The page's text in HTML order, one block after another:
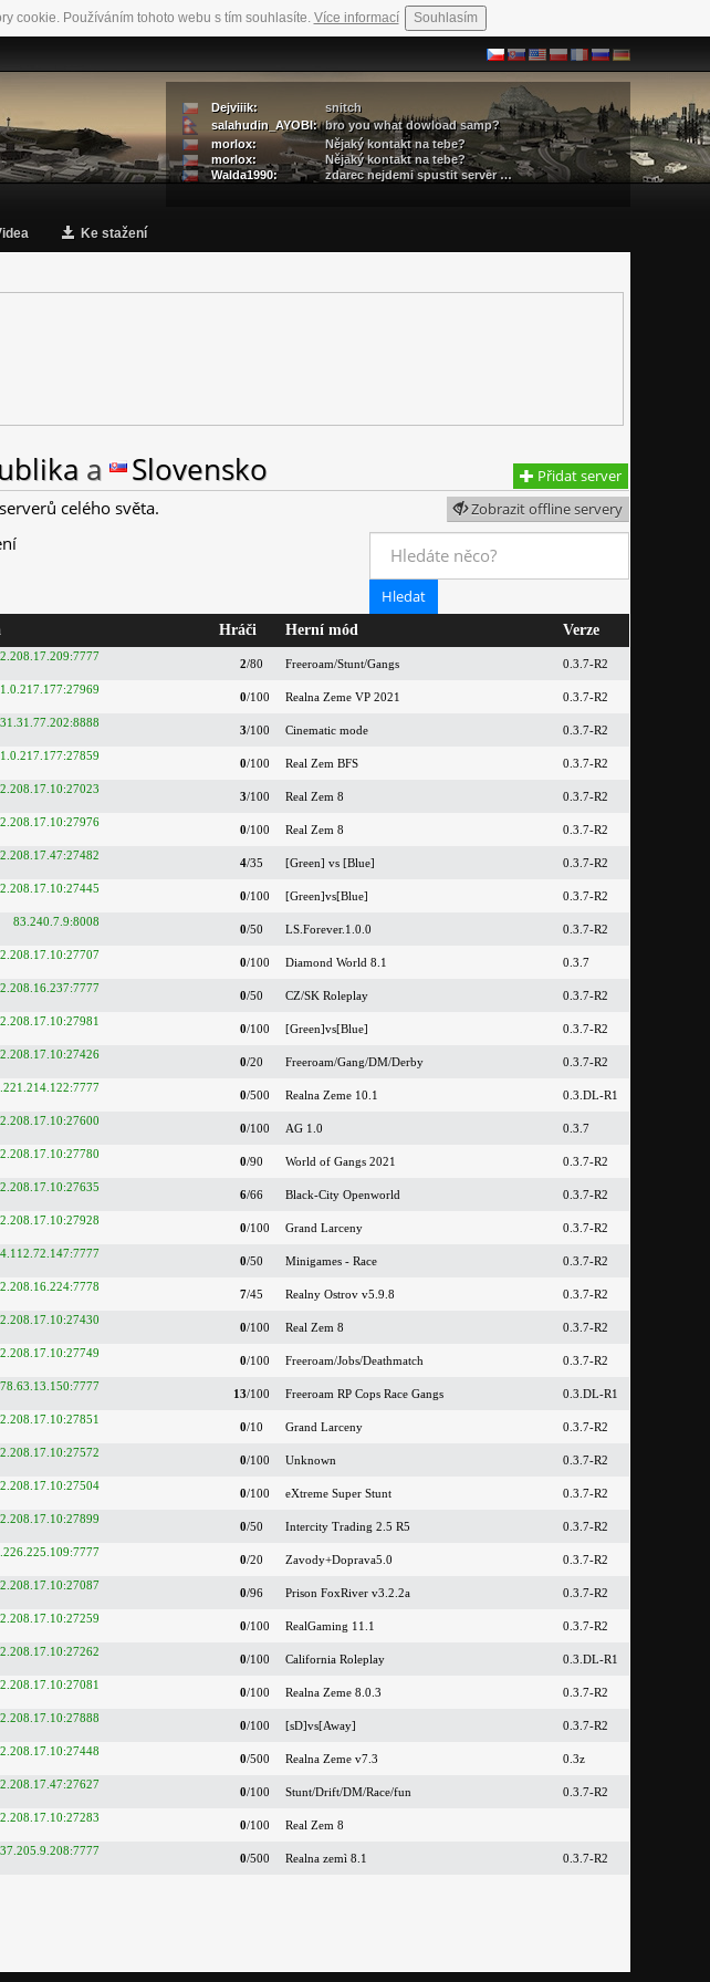
cookie. Používáním tohoto webu s tím souhlasíte. Více informací Souhlasím
Dejviiik:
snitch
salahudin_AYOBI: bro you what dowload samp?
morlox:
Nějaký kontakt na tebe?
morlox:
Nějaký kontakt na tebe?
Walda1990:
zdarec nejdemi spustit server …
Ke stažení
Přidat server
a Slovensko
Zobrazit offline servery
celého světa.
Hráči Herní mód Verze
2/80 Freeroam/Stunt/Gangs 0.3.7-R2
0/100 Realna Zeme VP 2021 0.3.7-R2
31.31.77.202:8888
3/100 Cinematic mode 0.3.7-R2
0/100 Real Zem BFS 0.3.7-R2
3/100 Real Zem 8 0.3.7-R2
0/100 Real Zem 8 0.3.7-R2
4/35 [Green] vs [Blue] 0.3.7-R2
0/100 [Green]vs[Blue] 0.3.7-R2
83.240.7.9:8008
0/50 LS.Forever.1.0.0 0.3.7-R2
0/100 Diamond World 8.1 0.3.7
0/50 CZ/SK Roleplay 0.3.7-R2
0/100 [Green]vs[Blue] 0.3.7-R2
0/20 Freeroam/Gang/DM/Derby 0.3.7-R2
0/500 Realna Zeme 10.1 0.3.DL-R1
0/100 AG 1.0 0.3.7
0/90 World of Gangs 2021 0.3.7-R2
6/66 Black-City Openworld 0.3.7-R2
0/100 Grand Larceny 0.3.7-R2
0/50 Minigames - Race 0.3.7-R2
7/45 Realny Ostrov v5.9.8 0.3.7-R2
0/100 Real Zem 8 0.3.7-R2
0/100 Freeroam/Jobs/Deathmatch 0.3.7-R2
13/100 Freeroam RP Cops Race Gangs 0.3.DL-R1
0/10 Grand Larceny 0.3.7-R2
0/100 Unknown 0.3.7-R2
0/100 eXtreme Super Stunt 0.3.7-R2
0/50 Intercity Trading 2.5 R5 0.3.7-R2
0/20 Zavody+Doprava5.0 0.3.7-R2
0/96 Prison FoxRiver v3.2.2a 0.3.7-R2
0/100 RealGaming 11.1 0.3.7-R2
0/100 California Roleplay 0.3.DL-R1
0/100 Realna Zeme 8.0.3 0.3.7-R2
0/100 [sD]vs[Away] 0.3.7-R2
0/500 Realna Zeme v7.3 0.3z
0/100 Stunt/Drift/DM/Race/fun 0.3.7-R2
0/100 Real Zem 8
37.205.9.208:7777
0/500 Realna zemì 8.1 0.3.7-R2